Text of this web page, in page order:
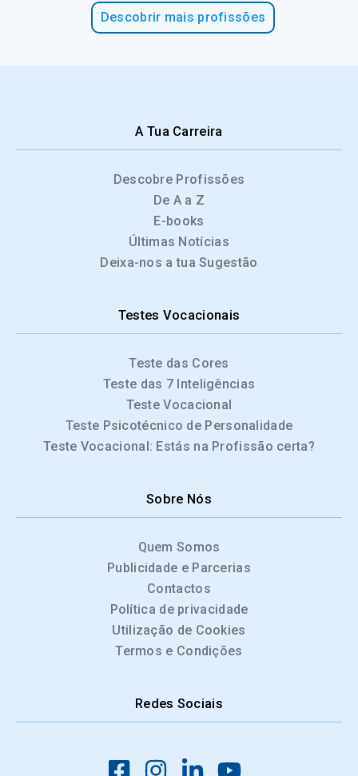
Descobrir mais profissões
A Tua Carreira
Descobre Profissões
De A a Z
E-books
Últimas Notícias
Deixa-nos a tua Sugestão
Testes Vocacionais
Teste das Cores
Teste das 7 Inteligências
Teste Vocacional
Teste Psicotécnico de Personalidade
Teste Vocacional: Estás na Profissão certa?
Sobre Nós
Quem Somos
Publicidade e Parcerias
Contactos
Política de privacidade
Utilização de Cookies
Termos e Condições
Redes Sociais